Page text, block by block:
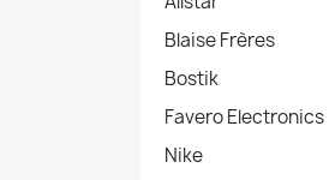
Blaise Frères
Bostik
Favero Electronics
Nike